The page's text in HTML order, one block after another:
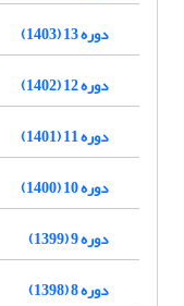
دوره 13 (1403)
دوره 12 (1402)
دوره 11 (1401)
دوره 10 (1400)
دوره 9 (1399)
دوره 8 (1398)